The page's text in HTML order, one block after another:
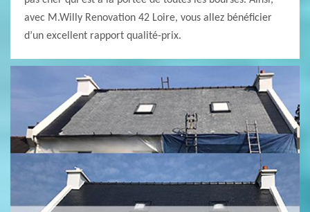
avec M.Willy Renovation 42 Loire, vous allez bénéficier
d’un excellent rapport qualité-prix.